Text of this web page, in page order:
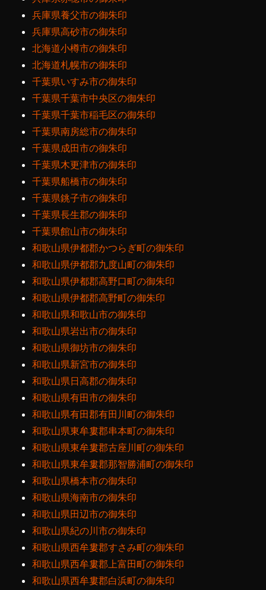
兵庫県養父市の御朱印
兵庫県高砂市の御朱印
北海道小樽市の御朱印
北海道札幌市の御朱印
千葉県いすみ市の御朱印
千葉県千葉市中央区の御朱印
千葉県千葉市稲毛区の御朱印
千葉県南房総市の御朱印
千葉県成田市の御朱印
千葉県木更津市の御朱印
千葉県船橋市の御朱印
千葉県銚子市の御朱印
千葉県長生郡の御朱印
千葉県館山市の御朱印
和歌山県伊都郡かつらぎ町の御朱印
和歌山県伊都郡九度山町の御朱印
和歌山県伊都郡高野口町の御朱印
和歌山県伊都郡高野町の御朱印
和歌山県和歌山市の御朱印
和歌山県岩出市の御朱印
和歌山県御坊市の御朱印
和歌山県新宮市の御朱印
和歌山県日高郡の御朱印
和歌山県有田市の御朱印
和歌山県有田郡有田川町の御朱印
和歌山県東牟婁郡串本町の御朱印
和歌山県東牟婁郡古座川町の御朱印
和歌山県東牟婁郡那智勝浦町の御朱印
和歌山県橋本市の御朱印
和歌山県海南市の御朱印
和歌山県田辺市の御朱印
和歌山県紀の川市の御朱印
和歌山県西牟婁郡すさみ町の御朱印
和歌山県西牟婁郡上富田町の御朱印
和歌山県西牟婁郡白浜町の御朱印